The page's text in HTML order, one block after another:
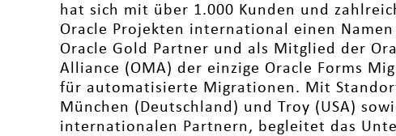
hat sich mit über 1.000 Kunden und
Oracle Projekten international einen Namen
Oracle Gold Partner und als Mitglied der
Alliance (OMA) der einzige Oracle Forms
für automatisierte Migrationen. Mit
München (Deutschland) und Troy (USA)
internationalen Partnern, begleitet das